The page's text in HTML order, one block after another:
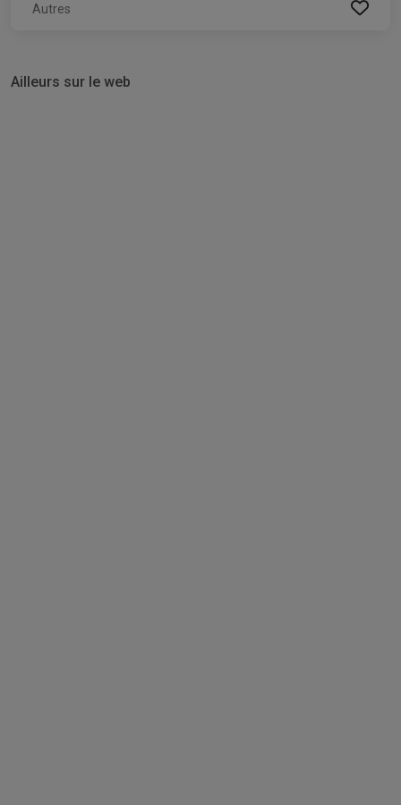
Autres
Ailleurs sur le web